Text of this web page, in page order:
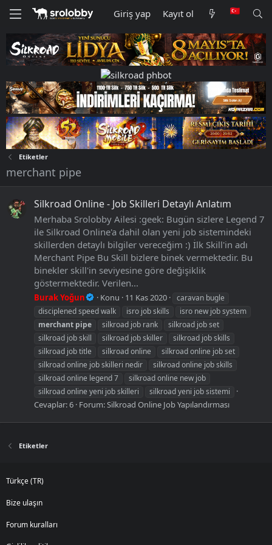
Giriş yap Kayıt ol
Etiketler
merchant pipe
Silkroad Online - Job Skilleri Detaylı Anlatım
Merhaba Srolobby Ailesi :geek: Bugün sizlere Legend 7
ile Silkroad Online'a dahil olan yeni job sistemindeki
skillerden detaylı bilgiler vereceğim :) İlk Skill'in adı
Merchant Pipe Bu Skill bizlere binek vermektedir. Bu
binekler skill'in seviyesine göre değişiklik
göstermektedir. Verilen...
Burak Yoğun Konu 11 Kas 2020
caravan bugle
disciplened speed walk
isro job skills
isro new job system
merchant pipe silkroad job rank
silkroad job set
silkroad job skill
silkroad job skiller
silkroad job skills
silkroad job title
silkroad online
silkroad online job set
silkroad online job skilleri nedir
silkroad online job skills
silkroad online legend 7
silkroad online new job
silkroad online yeni job skilleri
silkroad yeni job sistemi
Cevaplar: 6 Forum:Silkroad Online Job Yapılandırması
Etiketler
Türkçe (TR)
Bize ulaşın
Forum kuralları